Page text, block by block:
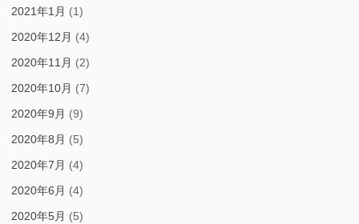
2021年1月 (1)
2020年12月 (4)
2020年11月 (2)
2020年10月 (7)
2020年9月 (9)
2020年8月 (5)
2020年7月 (4)
2020年6月 (4)
2020年5月 (5)